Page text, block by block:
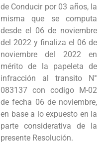
de Conducir por 03 años, la
misma que se computa
desde el 06 de noviembre
del 2022 y finaliza el 06 de
noviembre del 2022 en
mérito de la papeleta de
infracción al transito N°
083137 con codigo M-02
de fecha 06 de noviembre,
en base a lo expuesto en la
parte considerativa de la
presente Resolución.